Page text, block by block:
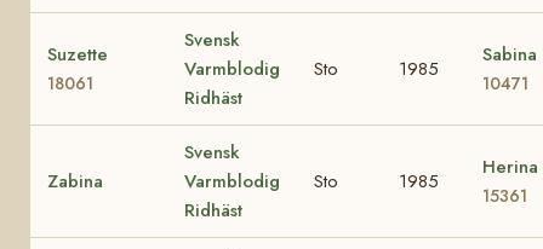
Suzette
18061
Svensk
Varmblodig
Ridhäst
Sto 1985
Sabina
10471
Zabina
Svensk
Varmblodig
Ridhäst
Sto 1985
Herina
15361